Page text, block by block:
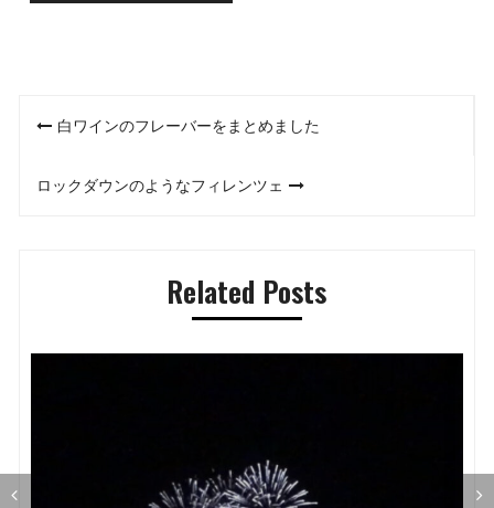
投
ナ
ー
ン
白ワインのフレーバーをまとめました
ロックダウンのようなフィレンツェ
Related Posts